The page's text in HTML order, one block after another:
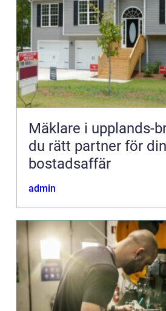
Mäklare i upplands-bro så
du rätt partner för din
bostadsaffär
admin